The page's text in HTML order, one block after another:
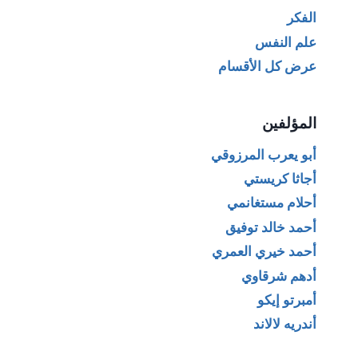
الفكر
علم النفس
عرض كل الأقسام
المؤلفين
أبو يعرب المرزوقي
أجاثا كريستي
أحلام مستغانمي
أحمد خالد توفيق
أحمد خيري العمري
أدهم شرقاوي
أمبرتو إيكو
أندريه لالاند